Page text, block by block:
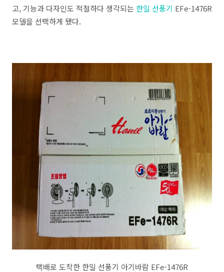
고, 기능과 다자인도 적절하다 생각되는 한일 선풍기 EFe-1476R
모델을 선택하게 됐다.
택배로 도착한 한일 선풍기 아기바람 EFe-1476R